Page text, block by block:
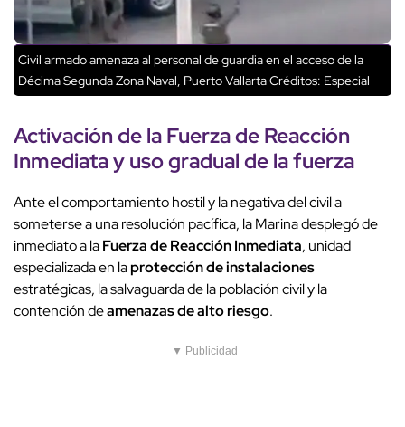
Civil armado amenaza al personal de guardia en el acceso de la
Décima Segunda Zona Naval, Puerto VallartaCréditos: Especial
Activación de laFuerza de Reacción
Inmediatay uso gradual de la fuerza
Ante el comportamiento hostil y la negativa del civil a
someterse a una resolución pacífica, la Marina desplegó de
inmediato a laFuerza de Reacción Inmediata, unidad
especializada en laprotección de instalaciones
estratégicas, la salvaguarda de la población civil y la
contención deamenazas de alto riesgo.
▼ Publicidad